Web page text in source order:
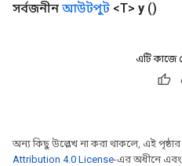
সর্বজনীন আউটপুট <T> y ()
এটি কাজে
অন্য কিছু উল্লেখ না করা থাকলে, এই পৃষ্ঠার
Attribution 4.0 License-এর অধীনে